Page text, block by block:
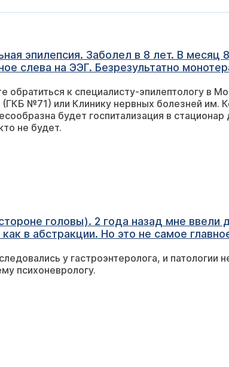
эпилепсия. Заболел в 8 лет. В месяц
ламиктале. Год назад приступы
уже 13-14 приступов. Начали
левицитам 1250 мг. (вес 84, рост
на улицу, через (5-30 минут)
посоветовать?
к специалисту-эпилептологу в
(ГКБ №71) или Клинику нервных болезней
будет госпитализация в
не будет.
головы). 2 года назад мне ввели
в абстракции. Но это не самое
Ощущение, что мой желудок и мое
друга. Я вижу пищу перед собой и
делать раньше), но ночью и вечером
поступающую в него пищу –
порцию (которой наелась бы
есть еще. В моем случае это ведет к
сахар крови- 5,2, ФГС и
у гастроэнтеролога, и патологии
психоневрологу.